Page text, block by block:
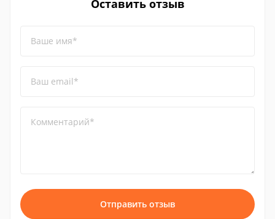
Оставить отзыв
Ваше имя*
Ваш email*
Комментарий*
Отправить отзыв